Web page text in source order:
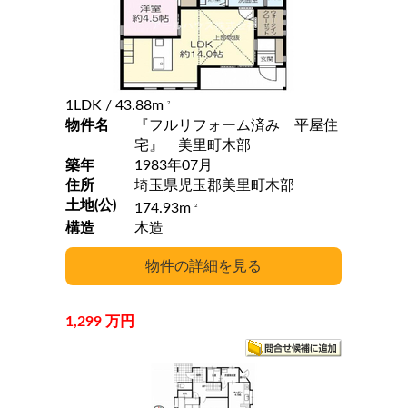
1LDK / 43.88m 2
物件名
『フルリフォーム済み 平屋住
宅』 美里町木部
築年
1983年07月
住所
埼玉県児玉郡美里町木部
土地(公)
174.93m 2
構造 木造
1,299 万円